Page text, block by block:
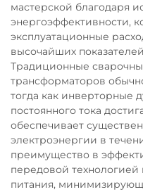
мастерской благодаря
энергоэффективности,
эксплуатационные
высочайших
Традиционные
трансформаторов
тогда как инверторные
постоянного тока
обеспечивает
электроэнергии в
преимущество в
передовой
питания,